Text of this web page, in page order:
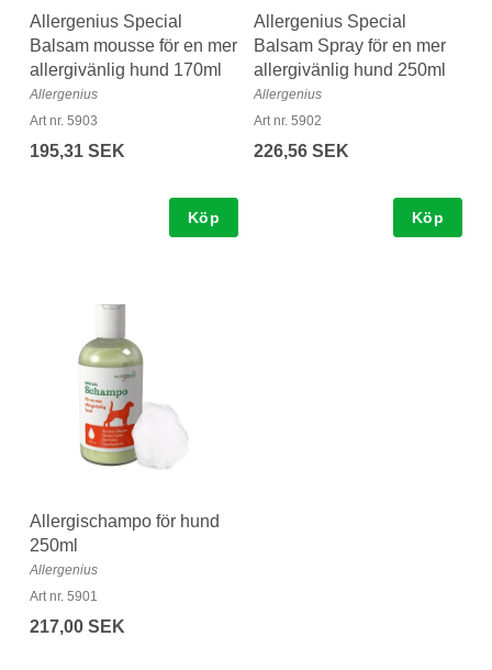
Allergenius Special
Balsam mousse för en mer
allergivänlig hund 170ml
Allergenius
Art nr. 5903
195,31 SEK
Köp
Allergenius Special
Balsam Spray för en mer
allergivänlig hund 250ml
Allergenius
Art nr. 5902
226,56 SEK
Köp
Allergischampo för hund
250ml
Allergenius
Art nr. 5901
217,00 SEK